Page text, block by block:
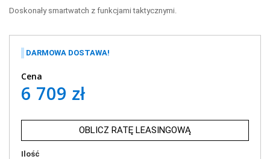
Doskonały smartwatch z funkcjami taktycznymi.
DARMOWA DOSTAWA!
Cena
6 709 zł
OBLICZ RATĘ LEASINGOWĄ
Ilość